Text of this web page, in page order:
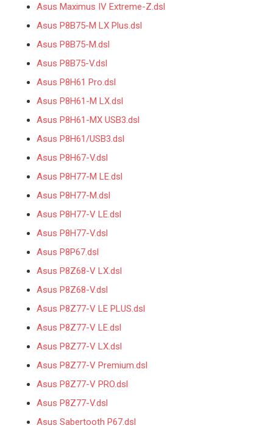
Asus Maximus IV Extreme-Z.dsl
Asus P8B75-M LX Plus.dsl
Asus P8B75-M.dsl
Asus P8B75-V.dsl
Asus P8H61 Pro.dsl
Asus P8H61-M LX.dsl
Asus P8H61-MX USB3.dsl
Asus P8H61/USB3.dsl
Asus P8H67-V.dsl
Asus P8H77-M LE.dsl
Asus P8H77-M.dsl
Asus P8H77-V LE.dsl
Asus P8H77-V.dsl
Asus P8P67.dsl
Asus P8Z68-V LX.dsl
Asus P8Z68-V.dsl
Asus P8Z77-V LE PLUS.dsl
Asus P8Z77-V LE.dsl
Asus P8Z77-V LX.dsl
Asus P8Z77-V Premium.dsl
Asus P8Z77-V PRO.dsl
Asus P8Z77-V.dsl
Asus Sabertooth P67.dsl